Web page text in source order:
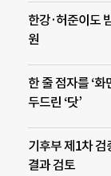
한강·허준이도
원
한 줄 점자를 ‘
두드린 ‘닷’
기후부 제1차
결과 검토